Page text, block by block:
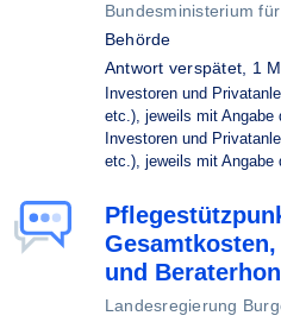
Bundesministerium
Behörde
Antwort verspätet, 1
Investoren und
etc.), jeweils mit Angabe
Investoren und
etc.), jeweils mit Angabe
und
Landesregierung